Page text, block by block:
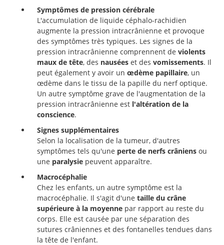
Symptômes de pression cérébrale
L'accumulation de liquide céphalo-rachidien
augmente la pression intracrânienne et provoque
des symptômes très typiques. Les signes de la
pression intracrânienne comprennent de violents
maux de tête, des nausées et des vomissements. Il
peut également y avoir un œdème papillaire, un
œdème dans le tissu de la papille du nerf optique.
Un autre symptôme grave de l'augmentation de la
pression intracrânienne est l'altération de la
conscience.
Signes supplémentaires
Selon la localisation de la tumeur, d'autres
symptômes tels qu'une perte de nerfs crâniensou
une paralysie peuvent apparaître.
Macrocéphalie
Chez les enfants, un autre symptôme est la
macrocéphalie. Il s'agit d'une taille du crâne
supérieure à la moyennepar rapport au reste du
corps. Elle est causée par une séparation des
sutures crâniennes et des fontanelles tendues dans
la tête de l'enfant.